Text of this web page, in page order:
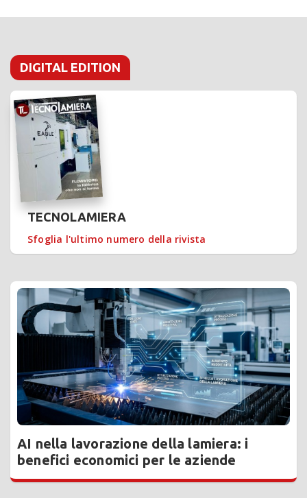
DIGITAL EDITION
TECNOLAMIERA
Sfoglia l'ultimo numero della rivista
AI nella lavorazione della lamiera: i
benefici economici per le aziende